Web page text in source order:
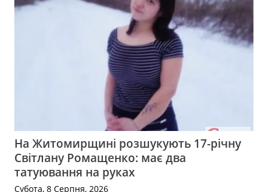
На Житомирщині розшукують 17-річну
Світлану Ромащенко: має два
татуювання на руках
Субота, 8 Серпня, 2026